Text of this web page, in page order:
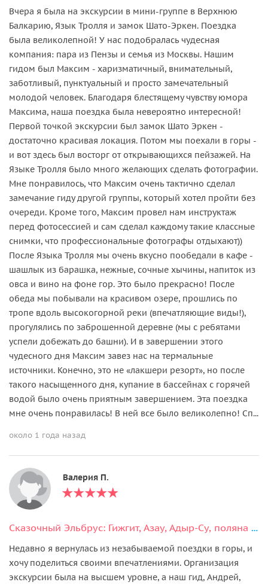
Вчера я была на экскурсии в мини-группе в Верхнюю
Балкарию, Язык Тролля и замок Шато-Эркен. Поездка
была великолепной! У нас подобралась чудесная
компания: пара из Пензы и семья из Москвы. Нашим
гидом был Максим - харизматичный, внимательный,
заботливый, пунктуальный и просто замечательный
молодой человек. Благодаря блестящему чувству юмора
Максима, наша поездка была невероятно интересной!
Первой точкой экскурсии был замок Шато Эркен -
достаточно красивая локация. Потом мы поехали в горы -
и вот здесь был восторг от открывающихся пейзажей. На
Языке Тролля было много желающих сделать фотографии.
Мне понравилось, что Максим очень тактично сделал
замечание гиду другой группы, который хотел пройти без
очереди. Кроме того, Максим провел нам инструктаж
перед фотосессией и сам сделал каждому такие классные
снимки, что профессиональные фотографы отдыхают))
После Языка Тролля мы очень вкусно пообедали в кафе -
шашлык из барашка, нежные, сочные хычины, напиток из
овса и вино на фоне гор. Это было прекрасно! После
обеда мы побывали на красивом озере, прошлись по
тропе вдоль высокогорной реки (впечатляющие виды!),
прогулялись по заброшенной деревне (мы с ребятами
успели добежать до башни). И в завершении этого
чудесного дня Максим завез нас на термальные
источники. Конечно, это не «лакшери резорт», но после
такого насыщенного дня, купание в бассейнах с горячей
водой было очень приятным завершением. Эта поездка
мне очень понравилась! В ней все было великолепно! Сп...
около 1 года назад
Валерия П.
Сказочный Эльбрус: Гижгит, Азау, Адыр-Су, поляна нарзанов в мини-группе
Недавно я вернулась из незабываемой поездки в горы, и
хочу поделиться своими впечатлениями. Организация
экскурсии была на высшем уровне, а наш гид, Андрей,